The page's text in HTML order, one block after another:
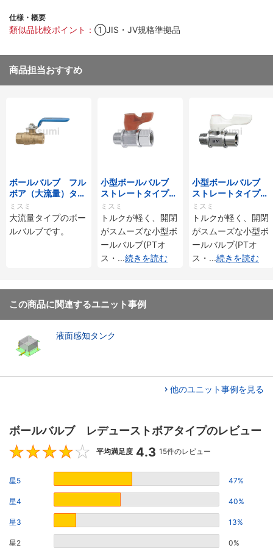
仕様・概要
類似品比較ポイント： ①JIS・JV規格準拠品
商品担当おすすめ
ボールバルブ フル
ボア（大流量）タイ
プ
ミスミ
大流量タイプのボー
ルバルブです。
小型ボールバルブ
ストレートタイプ
ＰＴオス・ＰＴメス
ミスミ
トルクが軽く、開閉
がスムーズな小型ボ
ールバルブ(PTオ
ス・ ...続きを読む
小型ボールバルブ
ストレートタイプ
ＰＴオス・ＰＦメス
ミスミ
トルクが軽く、開閉
がスムーズな小型ボ
ールバルブ(PTオ
ス・ ...続きを読む
この商品に関連するユニット事例
液面感知タンク
他のユニット事例を見る
ボールバルブ レデューストボアタイプのレビュー
4.3
平均満足度 4.3 15件のレビュー
星5 47%
星4 40%
星3 13%
星2 0%